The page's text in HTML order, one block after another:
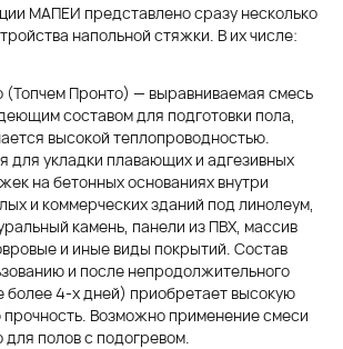
МАПЕИ представлено сразу несколько
напольной стяжки. В их числе:
(Топчем Пронто) — выравниваемая смесь
составом для подготовки пола,
высокой теплопроводностью.
для укладки плавающих и адгезивных
на бетонных основаниях внутри
и коммерческих зданий под линолеум,
камень, панели из ПВХ, массив
и иные виды покрытий. Состав
и после непродолжительного
более4-хдней) приобретает высокую
прочность. Возможно применение смеси
для полов с подогревом.